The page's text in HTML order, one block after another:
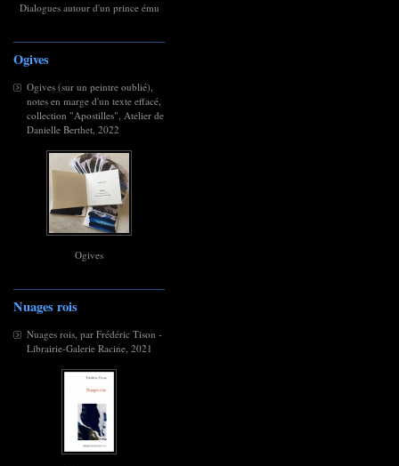
Dialogues autour d'un prince ému
Ogives
Ogives (sur un peintre oublié),
notes en marge d'un texte effacé,
collection "Apostilles", Atelier de
Danielle Berthet, 2022
Ogives
Nuages rois
Nuages rois, par Frédéric Tison -
Librairie-Galerie Racine, 2021